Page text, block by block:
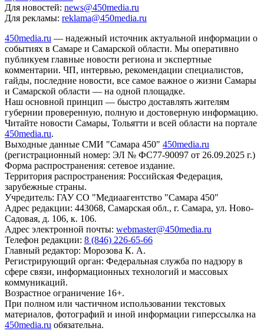
Для новостей: news@450media.ru
Для рекламы: reklama@450media.ru
450media.ru — надежный источник актуальной информации о
событиях в Самаре и Самарской области. Мы оперативно
публикуем главные новости региона и экспертные
комментарии. ЧП, интервью, рекомендации специалистов,
гайды, последние новости, все самое важное о жизни Самары
и Самарской области — на одной площадке.
Наш основной принцип — быстро доставлять жителям
губернии проверенную, полную и достоверную информацию.
Читайте новости Самары, Тольятти и всей области на портале
450media.ru.
Выходные данные СМИ "Самара 450" 450media.ru
(регистрационный номер: ЭЛ № ФС77-90097 от 26.09.2025 г.)
Форма распространения: сетевое издание.
Территория распространения: Российская Федерация,
зарубежные страны.
Учредитель: ГАУ СО "Медиаагентство "Самара 450"
Адрес редакции: 443068, Самарская обл., г. Самара, ул. Ново-
Садовая, д. 106, к. 106.
Адрес электронной почты: webmaster@450media.ru
Телефон редакции: 8 (846) 226-65-66
Главный редактор: Морозова К. А.
Регистрирующий орган: Федеральная служба по надзору в
сфере связи, информационных технологий и массовых
коммуникаций.
Возрастное ограничение 16+.
При полном или частичном использовании текстовых
материалов, фотографий и иной информации гиперссылка на
450media.ru обязательна.